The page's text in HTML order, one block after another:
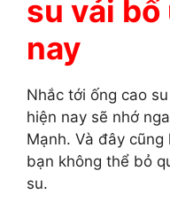
su vải
nay
Nhắc tới ống cao
hiện nay sẽ nhớ
Mạnh. Và đây
bạn không thể bỏ
su.